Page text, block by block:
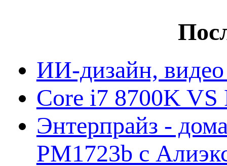
ИИ-дизайн,
Core i7 8700K VS
Энтерпрайз -
PM1723b с